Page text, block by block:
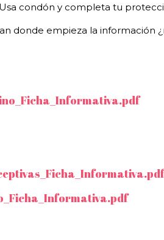
condón y completa tu
donde empieza la información